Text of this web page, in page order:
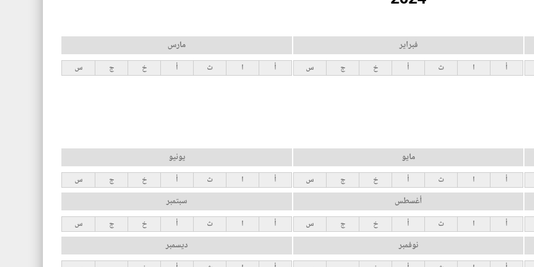
فبراير
أ ا ث أ خ ج س
مارس
أ ا ث أ خ ج س
مايو
أ ا ث أ خ ج س
يونيو
أ ا ث أ خ ج س
أغسطس
أ ا ث أ خ ج س
سبتمبر
أ ا ث أ خ ج س
نوفمبر ديسمبر